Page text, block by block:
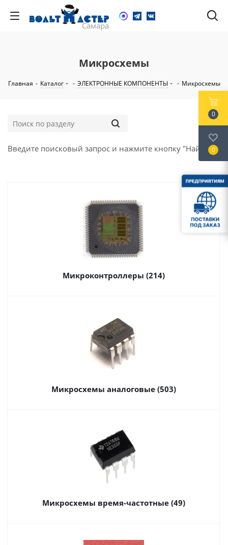
Микросхемы
Главная - Каталог - ЭЛЕКТРОННЫЕ КОМПОНЕНТЫ - Микросхемы
Введите поисковый запрос и нажмите кнопку "Найти".
Микроконтроллеры (214)
Микросхемы аналоговые (503)
Микросхемы время-частотные (49)
0
0